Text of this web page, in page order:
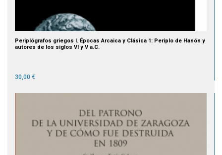
Periplógrafos griegos I. Épocas Arcaica y Clásica 1: Periplo de Hanón y
autores de los siglos VI y V a.C.
30,00 €